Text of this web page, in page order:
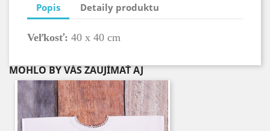
Popis Detaily produktu
Veľkosť: 40 x 40 cm
MOHLO BY VÁS ZAUJÍMAŤ AJ